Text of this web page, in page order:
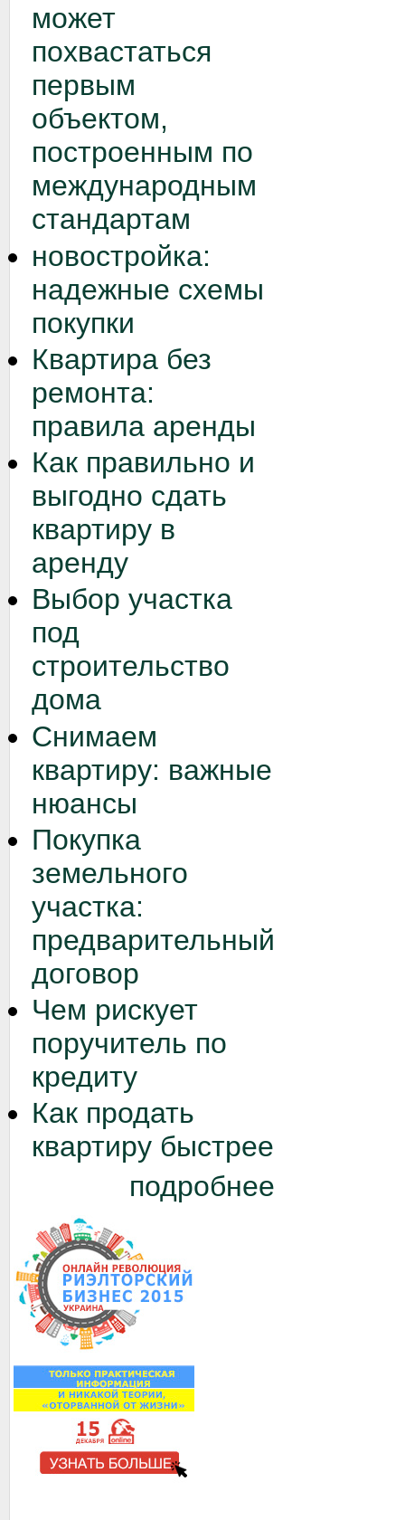
может
похвастаться
первым
объектом,
построенным по
международным
стандартам
новостройка:
надежные схемы
покупки
Квартира без
ремонта:
правила аренды
Как правильно и
выгодно сдать
квартиру в
аренду
Выбор участка
под
строительство
дома
Снимаем
квартиру: важные
нюансы
Покупка
земельного
участка:
предварительный
договор
Чем рискует
поручитель по
кредиту
Как продать
квартиру быстрее
подробнее